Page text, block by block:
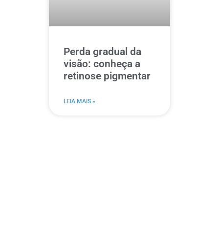
Perda gradual da
visão: conheça a
retinose pigmentar
LEIA MAIS »